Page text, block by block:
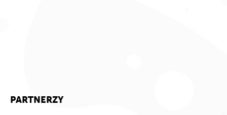
PARTNERZY